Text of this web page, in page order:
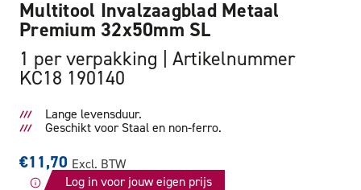
Multitool Invalzaagblad Metaal
Premium 32x50mm SL
1 per verpakking
Artikelnummer
KC18 190140
Lange levensduur.
Geschikt voor Staal en non-ferro.
€11,70 Excl. BTW
Log in voor jouw eigen prijs